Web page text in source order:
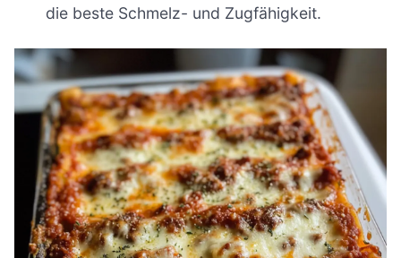
die beste Schmelz- und Zugfähigkeit.